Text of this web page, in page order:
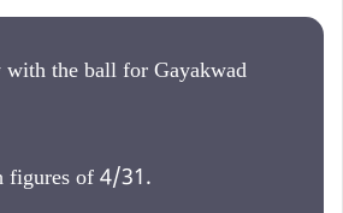
with the ball for Gayakwad
figures of 4/31.